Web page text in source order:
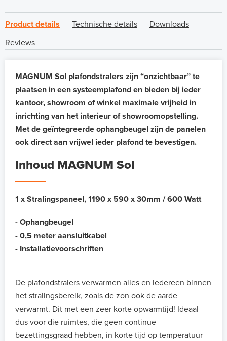
Product details Technische details
Downloads
Reviews
MAGNUM Sol plafondstralers zijn “onzichtbaar” te
plaatsen in een systeemplafond en bieden bij ieder
kantoor, showroom of winkel maximale vrijheid in
inrichting van het interieur of showroomopstelling.
Met de geïntegreerde ophangbeugel zijn de panelen
ook direct aan vrijwel ieder plafond te bevestigen.
Inhoud MAGNUM Sol
1 x Stralingspaneel, 1190 x 590 x 30mm / 600 Watt
- Ophangbeugel
- 0,5 meter aansluitkabel
- Installatievoorschriften
De plafondstralers verwarmen alles en iedereen binnen
het stralingsbereik, zoals de zon ook de aarde
verwarmt. Dit met een zeer korte opwarmtijd! Ideaal
dus voor die ruimtes, die geen continue
bezettingsgraad hebben, in korte tijd op temperatuur